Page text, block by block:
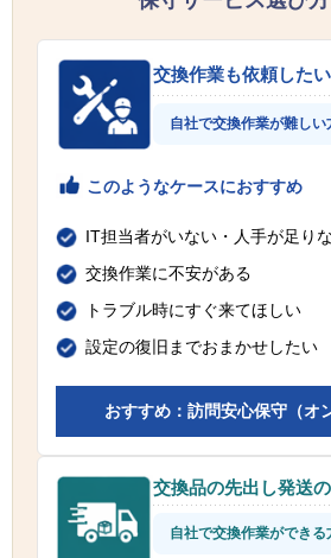
交換作業も依頼したい
自社で交換作業が難しい
このようなケースにおすすめ
IT担当者がいない・人手が足り
交換作業に不安がある
トラブル時にすぐ来てほしい
設定の復旧までおまかせしたい
おすすめ：訪問安心保守（オ
交換品の先出し発送
自社で交換作業ができる